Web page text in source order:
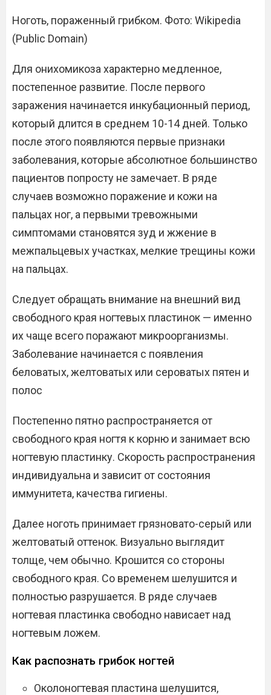
Ноготь, пораженный грибком. Фото: Wikipedia
(Public Domain)
Для онихомикоза характерно медленное,
постепенное развитие. После первого
заражения начинается инкубационный период,
который длится в среднем 10-14 дней. Только
после этого появляются первые признаки
заболевания, которые абсолютное большинство
пациентов попросту не замечает. В ряде
случаев возможно поражение и кожи на
пальцах ног, а первыми тревожными
симптомами становятся зуд и жжение в
межпальцевых участках, мелкие трещины кожи
на пальцах.
Следует обращать внимание на внешний вид
свободного края ногтевых пластинок — именно
их чаще всего поражают микроорганизмы.
Заболевание начинается с появления
беловатых, желтоватых или сероватых пятен и
полос
Постепенно пятно распространяется от
свободного края ногтя к корню и занимает всю
ногтевую пластинку. Скорость распространения
индивидуальна и зависит от состояния
иммунитета, качества гигиены.
Далее ноготь принимает грязновато-серый или
желтоватый оттенок. Визуально выглядит
толще, чем обычно. Крошится со стороны
свободного края. Со временем шелушится и
полностью разрушается. В ряде случаев
ногтевая пластинка свободно нависает над
ногтевым ложем.
Как распознать грибок ногтей
Околоногтевая пластина шелушится,